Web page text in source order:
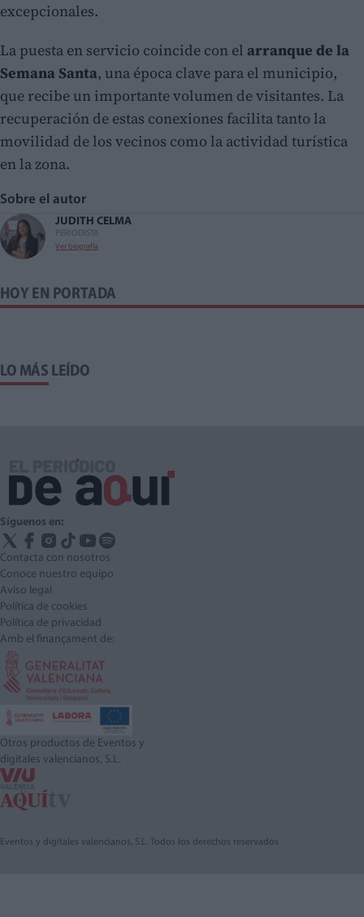
excepcionales.
La puesta en servicio coincide con el arranque de la
Semana Santa, una época clave para el municipio,
que recibe un importante volumen de visitantes. La
recuperación de estas conexiones facilita tanto la
movilidad de los vecinos como la actividad turística
en la zona.
Sobre el autor
JUDITH CELMA
PERIODISTA
Ver biografía
HOY EN PORTADA
LO MÁS LEÍDO
Síguenos en:
Contacta con nosotros
Conoce nuestro equipo
Aviso legal
Política de cookies
Política de privacidad
Amb el finançament de:
Otros productos de Eventos y
digitales valencianos, S.L.
Eventos y digitales valencianos, S.L. Todos los derechos reservados